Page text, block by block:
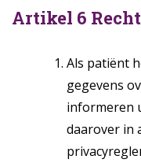
Artikel 6
Als patiënt
gegevens
informeren
daarover in